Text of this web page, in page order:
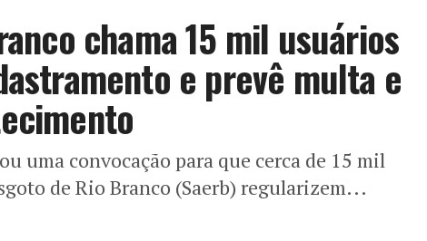
chama 15 mil usuários
e prevê multa e
uma convocação para que cerca de 15 mil
de Rio Branco (Saerb) regularizem...